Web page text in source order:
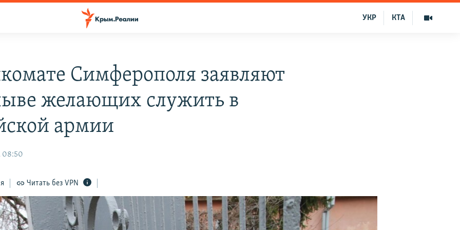
КТА
УКР
Симферополя заявляют
желающих служить в
армии
08:50
Читать без VPN